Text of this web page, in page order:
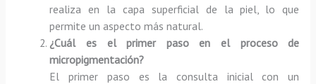
realiza en la capa superficial de la piel, lo que
permite un aspecto más natural.
¿Cuál es el primer paso en el proceso de
micropigmentación?
El primer paso es la consulta inicial con un